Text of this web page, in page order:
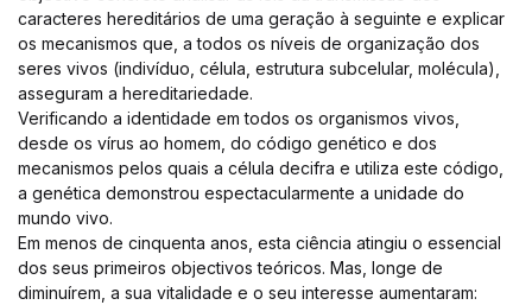
caracteres hereditários de uma geração à seguinte e explicar
os mecanismos que, a todos os níveis de organização dos
seres vivos (indivíduo, célula, estrutura subcelular, molécula),
asseguram a hereditariedade.
Verificando a identidade em todos os organismos vivos,
desde os vírus ao homem, do código genético e dos
mecanismos pelos quais a célula decifra e utiliza este código,
a genética demonstrou espectacularmente a unidade do
mundo vivo.
Em menos de cinquenta anos, esta ciência atingiu o essencial
dos seus primeiros objectivos teóricos. Mas, longe de
diminuírem, a sua vitalidade e o seu interesse aumentaram: